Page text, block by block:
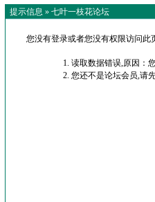
提示信息 » 七叶一枝花论坛
您没有登录或者您没有权限访问此
读取数据错误,原因：
您还不是论坛会员,请